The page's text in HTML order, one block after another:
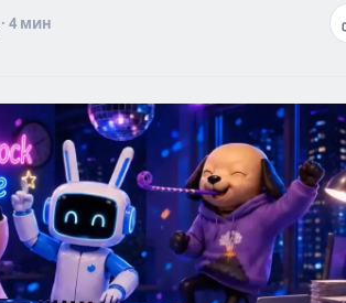
· 4 мин